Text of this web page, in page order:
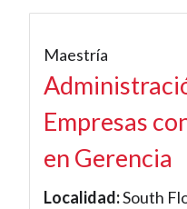
Maestría
Empresas
en Gerencia
Localidad:South